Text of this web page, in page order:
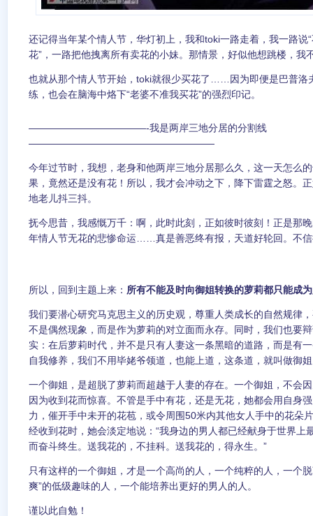
还记得当年某个情人节，华灯初上，我和toki一路走着，我一路说
花”，一路把他拽离所有卖花的小妹。那情景，好似他想跳楼，我
也就从那个情人节开始，toki就很少买花了……因为即便是巴普洛
练，也会在脑海中烙下“老婆不准我买花”的强烈印记。
————————————-我是两岸三地分居的分割线
———————————————————
今年过节时，我想，老身和他两岸三地分居那么久，这一天怎么
果，竟然还是没有花！所以，我才会冲动之下，降下雷霆之怒。
地老儿抖三抖。
抚今思昔，我感慨万千：啊，此时此刻，正如彼时彼刻！正是那
年情人节无花的悲惨命运……真是善恶终有报，天道好轮回。不
所以，回到主题上来： 所有不能及时向御姐转换的萝莉都只能成
我们要潜心研究马克思主义的历史观，尊重人类成长的自然规律
不是偶然现象，而是作为萝莉的对立面而永存。同时，我们也要
实：在后萝莉时代，并不是只有人妻这一条黑暗的道路，而是有
自我修养，我们不用毕姥爷领道，也能上道，这条道，就叫做御
一个御姐，是超脱了萝莉而超越于人妻的存在。一个御姐，不会
因为收到花而惊喜。不管是手中有花，还是无花，她都会用自身
力，催开手中未开的花苞，或令周围50米内其他女人手中的花朵
经收到花时，她会淡定地说：“我身边的男人都已经献身于世界
而奋斗终生。送我花的，不挂科。送我花的，得永生。”
只有这样的一个御姐，才是一个高尚的人，一个纯粹的人，一个
爽”的低级趣味的人，一个能培养出更好的男人的人。
谨以此自勉！